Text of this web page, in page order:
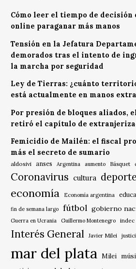
Cómo leer el tiempo de decisión
online paraganar más manos
Tensión en la Jefatura
demorados tras el intento de
la marcha por seguridad
Ley de Tierras: ¿cuánto
está actualmente en manos
Por presión de bloques aliados,
retiró el capítulo de
Femicidio de Mailén: el fiscal
más el secreto de sumario
aldosivi anses Argentina aumento Básquet
Coronavirus cultura
economía Economía argentina
fin de semana largo fútbol gobierno
Guerra en Ucrania Guillermo Montenegro indec
Interés General Javier Milei
mar del plata Milei